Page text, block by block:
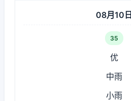
08月10日
35
优
中雨
小雨